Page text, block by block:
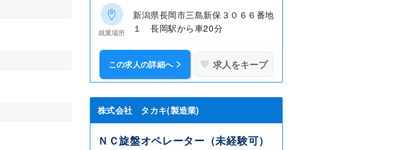
就業場所
新潟県長岡市三島新保３０６６番地
１ 長岡駅から車20分
この求人の詳細へ 求人をキープ
株式会社 タカキ(製造業)
ＮＣ旋盤オペレーター（未経験可）